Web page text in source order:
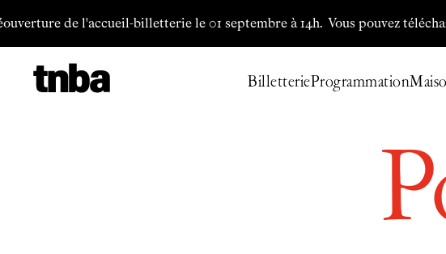
de l'accueil-billetterie le 01 septembre à 14h.Vous pouvez
BilletterieProgrammation